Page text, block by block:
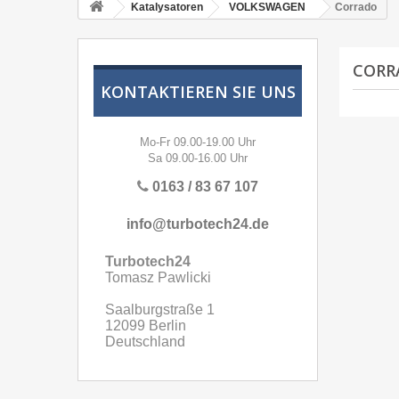
Katalysatoren VOLKSWAGEN Corrado
KONTAKTIEREN SIE UNS
Mo-Fr 09.00-19.00 Uhr
Sa 09.00-16.00 Uhr
0163 / 83 67 107
info@turbotech24.de
Turbotech24
Tomasz Pawlicki
Saalburgstraße 1
12099 Berlin
Deutschland